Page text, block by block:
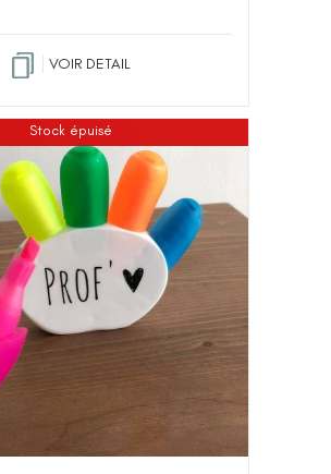
VOIR DETAIL
Stock épuisé